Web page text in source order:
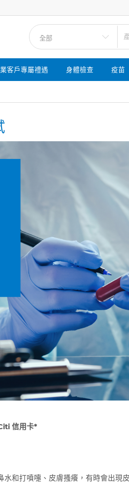
客戶專屬禮遇 身體檢查 疫苗
信用卡*
和打噴嚏、皮膚搔癢，有時會出現